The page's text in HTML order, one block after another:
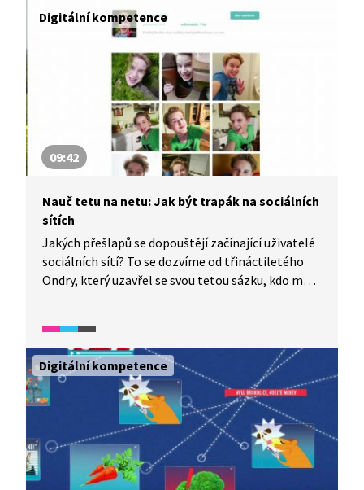
sítích vede ale také k frustraci, stresu a depresím
při porovnávání se s ostatními a přispívá k nárůstu
děti získávají nejrychleji závislost na TikToku.
Digitální kompetence
09:42
Nauč tetu na netu: Jak být trapák na sociálních
sítích
Jakých přešlapů se dopouštějí začínající uživatelé
sociálních sítí? To se dozvíme od třináctiletého
Ondry, který uzavřel se svou tetou sázku, kdo má
Digitální kompetence